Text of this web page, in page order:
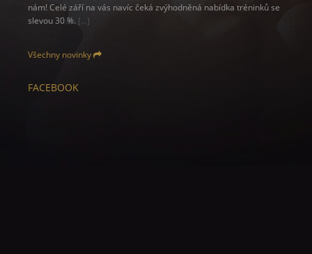
nám! Celé září na vás navíc čeká zvýhodněná nabídka tréninků se
slevou 30 %. […]
Všechny novinky
FACEBOOK